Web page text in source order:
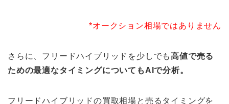
*オークション相場ではありません
さらに、フリードハイブリッドを少しでも高値で売る
ための最適なタイミングについてもAIで分析。
フリードハイブリッドの買取相場と売るタイミングを